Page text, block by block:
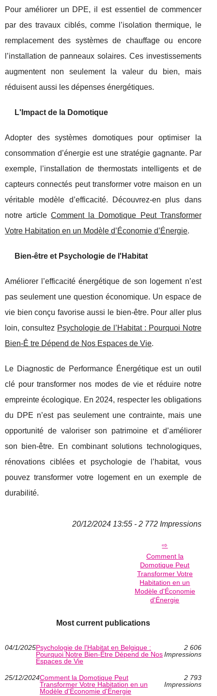
Pour améliorer un DPE, il est essentiel de commencer
par des travaux ciblés, comme l’isolation thermique, le
remplacement des systèmes de chauffage ou encore
l’installation de panneaux solaires. Ces investissements
augmentent non seulement la valeur du bien, mais
réduisent aussi les dépenses énergétiques.
L'Impact de la Domotique
Adopter des systèmes domotiques pour optimiser la
consommation d’énergie est une stratégie gagnante. Par
exemple, l’installation de thermostats intelligents et de
capteurs connectés peut transformer votre maison en un
véritable modèle d’efficacité. Découvrez-en plus dans
notre articleComment la Domotique Peut Transformer
Votre Habitation en un Modèle d’Économie d’Énergie.
Bien-être et Psychologie de l'Habitat
Améliorer l’efficacité énergétique de son logement n’est
pas seulement une question économique. Un espace de
vie bien conçu favorise aussi le bien-être. Pour aller plus
loin, consultez Psychologie de l’Habitat : Pourquoi Notre
Bien-Ê tre Dépend de Nos Espaces de Vie.
Le Diagnostic de Performance Énergétique est un outil
clé pour transformer nos modes de vie et réduire notre
empreinte écologique. En 2024, respecter les obligations
du DPE n’est pas seulement une contrainte, mais une
opportunité de valoriser son patrimoine et d’améliorer
son bien-être. En combinant solutions technologiques,
rénovations ciblées et psychologie de l’habitat, vous
pouvez transformer votre logement en un exemple de
durabilité.
20/12/2024 13:55 - 2 772 Impressions
Comment la
Domotique Peut
Transformer Votre
Habitation en un
Modèle d'Économie
d'Énergie
Most current publications
04/1/2025Psychologie de l'Habitat en Belgique :
Pourquoi Notre Bien-Être Dépend de Nos
Espaces de Vie
2 606
Impressions
25/12/2024Comment la Domotique Peut
Transformer Votre Habitation en un
Modèle d'Économie d'Énergie
2 793
Impressions